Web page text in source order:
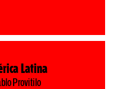
Latina
Provitilo